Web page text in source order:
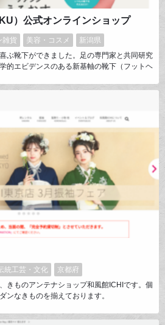
）公式オンラインショップ
雑貨 美容・コスメ
新潟県
ぶ靴下ができました。足の専門家と共同研究
的エビデンスのある新基軸の靴下（フットヘ
の解決だけでなく、足本来の機能を引き出す
靴下を目指します。
統工芸・文化
京都府
きものアンテナショップ和風館ICHIです。個
ンなきものを揃えております。